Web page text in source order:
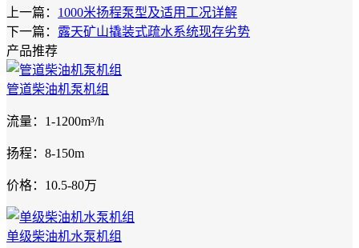
上一篇： 1000米扬程泵型及适用工况详解
下一篇： 露天矿山撬装式疏水系统现存劣势
产品推荐
管道柴油机泵机组
流量：1-1200m³/h
扬程：8-150m
价格：10.5-80万
单级柴油机水泵机组